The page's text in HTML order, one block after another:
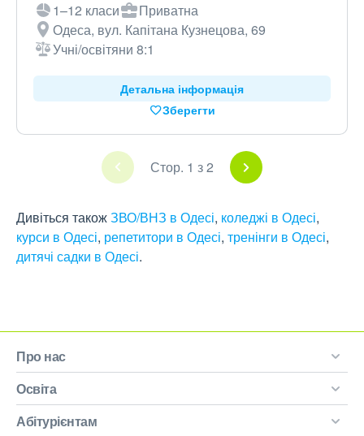
1–12 класи
Приватна
Одеса, вул. Капітана Кузнецова, 69
Учні/освітяни 8:1
Детальна інформація
Зберегти
Стор. 1 з 2
Дивіться такожЗВО/ВНЗ в Одесі, коледжі в Одесі,
курси в Одесі, репетитори в Одесі, тренінги в Одесі,
дитячі садки в Одесі.
Про нас
Освіта
Абітурієнтам